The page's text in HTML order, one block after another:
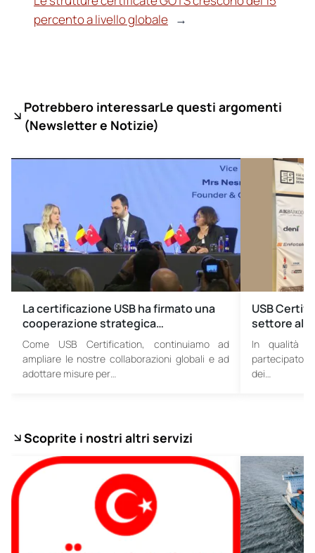
percento a livello globale
→
Potrebbero interessarLe questi argomenti
(Newsletter e Notizie)
La certificazione USB ha firmato una
cooperazione strategica…
Come USB Certification, continuiamo ad
ampliare le nostre collaborazioni globali e ad
adottare misure per…
USB
settore alla
In qualità
partecipato il
dei…
Scoprite i nostri altri servizi